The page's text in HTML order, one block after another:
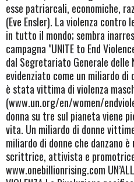
esse patriarcali, economiche,
(Eve Ensler). La violenza
in tutto il mondo; sembra
campagna "UNITE to End
dal Segretariato Generale delle
evidenziato come un miliardo di
è stata vittima di violenza
(www.un.org/en/women/
donna su tre sul pianeta viene
vita. Un miliardo di donne
miliardo di donne che danzano è
scrittrice, attivista e promotrice
www.onebillionrising.com